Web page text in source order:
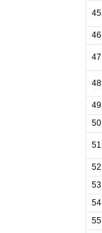
45
46
47
48
49
50
51
52
53
54
55